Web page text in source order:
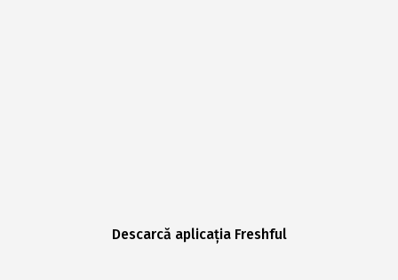
Descarcă aplicația Freshful